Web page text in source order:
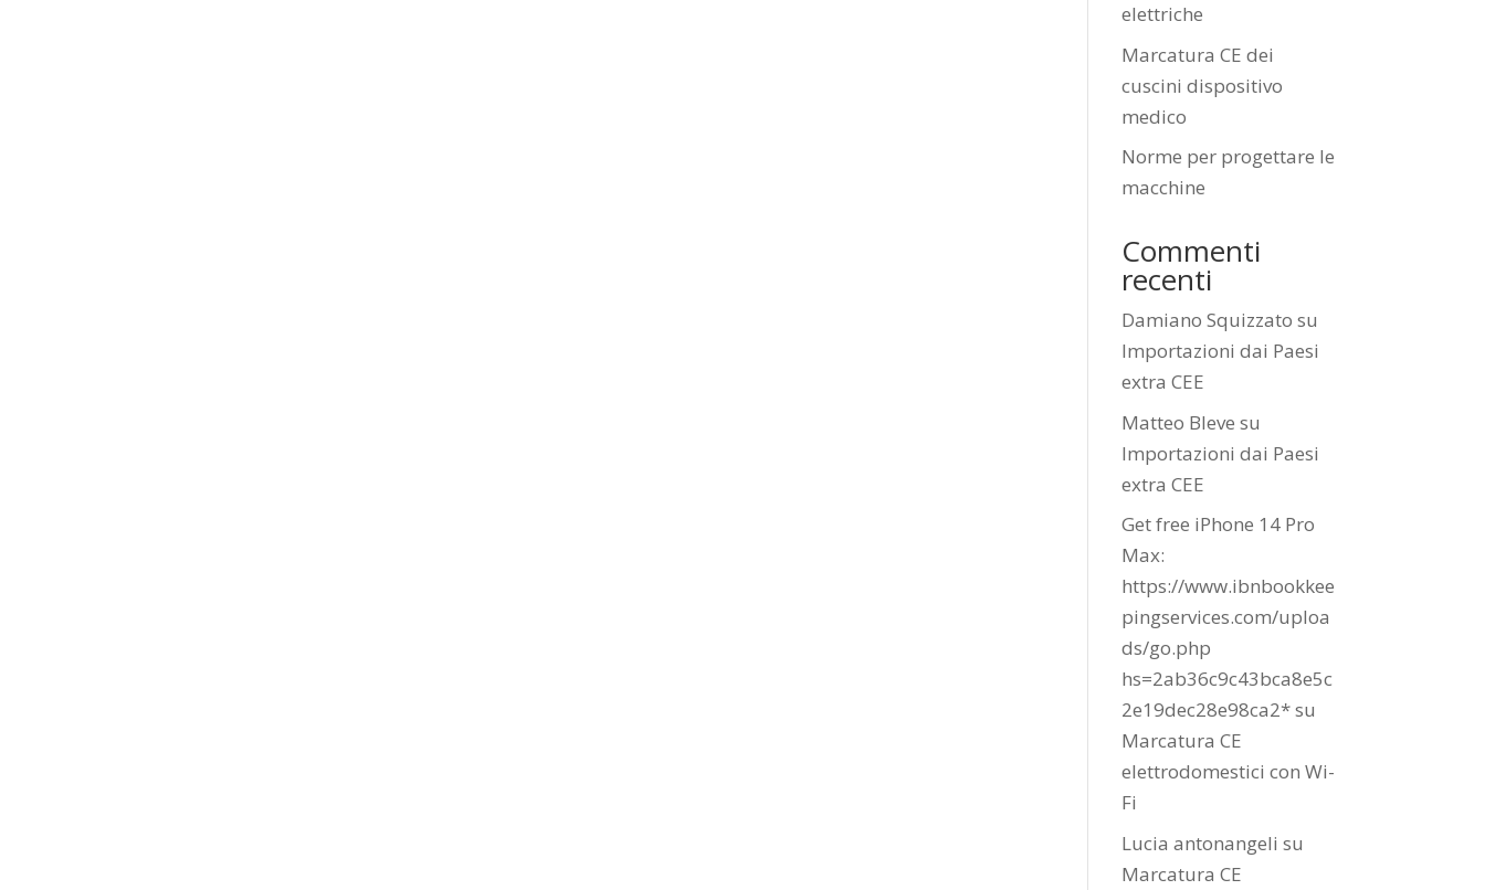
elettriche
Marcatura CE dei
cuscini dispositivo
medico
Norme per progettare le
macchine
Commenti
recenti
Damiano Squizzato su
Importazioni dai Paesi
extra CEE
Matteo Bleve su
Importazioni dai Paesi
extra CEE
Get free iPhone 14 Pro
Max:
https://www.ibnbookkee
pingservices.com/uploa
ds/go.php
hs=2ab36c9c43bca8e5c
2e19dec28e98ca2*su
Marcatura CE
elettrodomestici con Wi-
Fi
Lucia antonangeli su
Marcatura CE